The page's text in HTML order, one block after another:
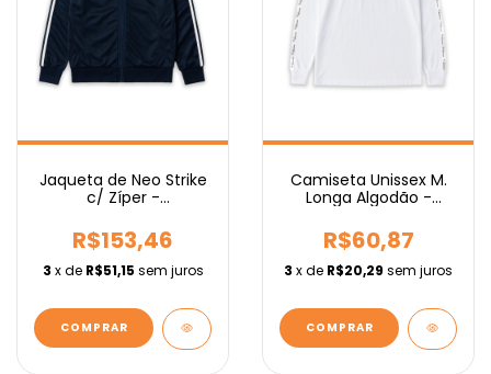
Jaqueta de Neo Strike
c/ Zíper -
R$153,46
3 x de R$51,15 sem juros
COMPRAR
Camiseta Unissex M.
Longa Algodão -
R$60,87
3 x de R$20,29 sem juros
COMPRAR